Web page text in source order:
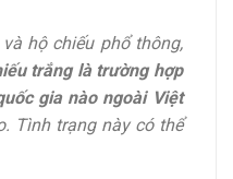
hộ chiếu phổ thông,
trắng là trường hợp
gia nào ngoài Việt
Tình trạng này có thể